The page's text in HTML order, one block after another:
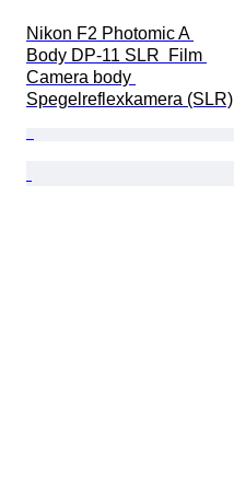
Nikon F2 Photomic A
Body DP-11 SLR  Film
Camera body
Spegelreflexkamera (SLR)